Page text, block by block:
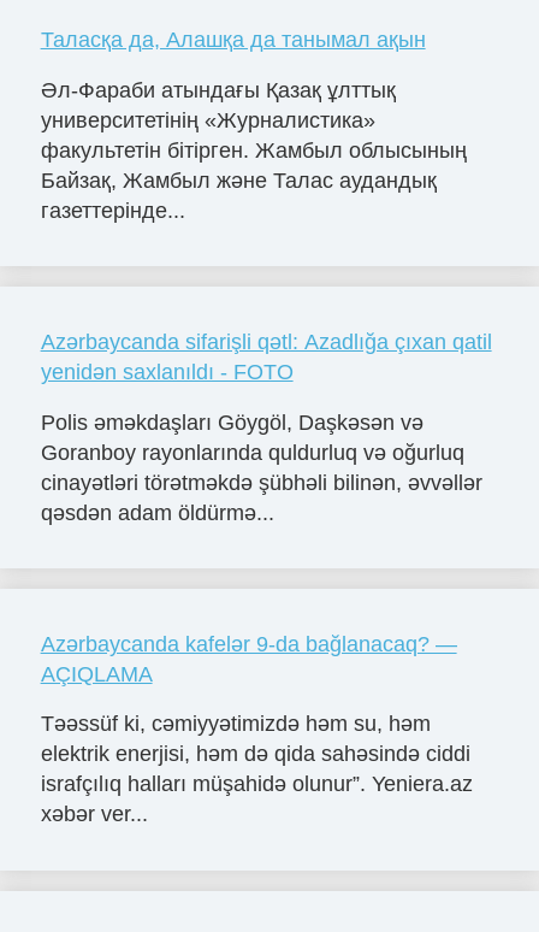
Таласқа да, Алашқа да танымал ақын
Әл-Фараби атындағы Қазақ ұлттық
университетінің «Журналистика»
факультетін бітірген. Жамбыл облысының
Байзақ, Жамбыл және Талас аудандық
газеттерінде...
Azərbaycanda sifarişli qətl: Azadlığa çıxan qatil
yenidən saxlanıldı - FOTO
Polis əməkdaşları Göygöl, Daşkəsən və
Goranboy rayonlarında quldurluq və oğurluq
cinayətləri törətməkdə şübhəli bilinən, əvvəllər
qəsdən adam öldürmə...
Azərbaycanda kafelər 9-da bağlanacaq? —
AÇIQLAMA
Təəssüf ki, cəmiyyətimizdə həm su, həm
elektrik enerjisi, həm də qida sahəsində ciddi
israfçılıq halları müşahidə olunur”. Yeniera.az
xəbər ver...